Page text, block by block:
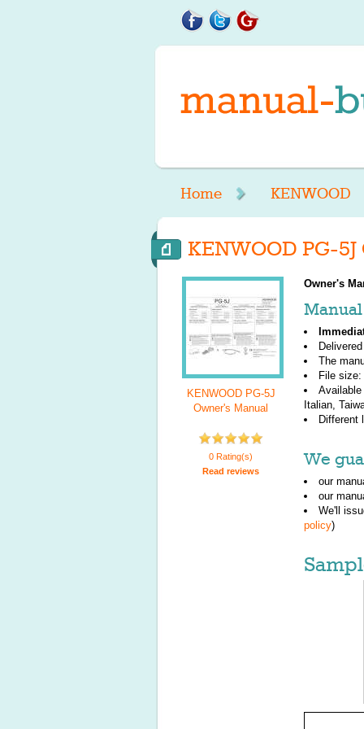
Home KENWOOD
KENWOOD PG-
KENWOOD PG-5J
Owner's Manual
0 Rating(s)
Read reviews
Owner's
The
File
Available
Italian,
Different
We
our
our
We'll
policy)